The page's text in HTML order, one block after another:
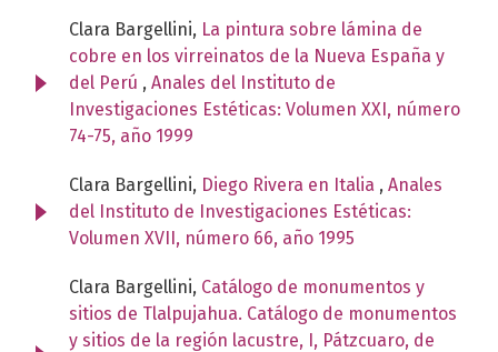
Clara Bargellini, La pintura sobre lámina de
cobre en los virreinatos de la Nueva España y
del Perú , Anales del Instituto de
Investigaciones Estéticas: Volumen XXI, número
74-75, año 1999
Clara Bargellini, Diego Rivera en Italia , Anales
del Instituto de Investigaciones Estéticas:
Volumen XVII, número 66, año 1995
Clara Bargellini, Catálogo de monumentos y
sitios de Tlalpujahua. Catálogo de monumentos
y sitios de la región lacustre, I, Pátzcuaro, de